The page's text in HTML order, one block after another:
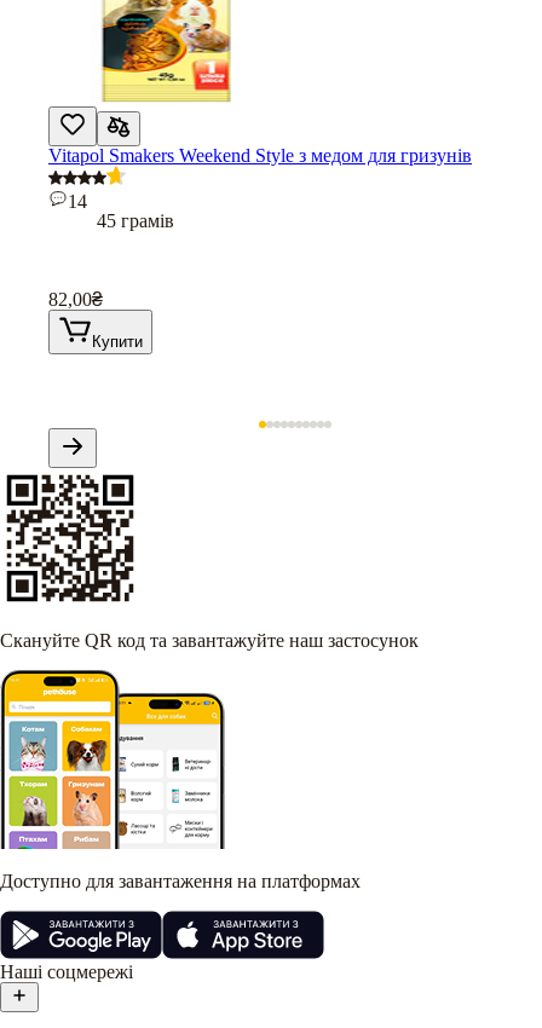
Vitapol Smakers Weekend Style з медом для гризунів
14
45 грамів
82,00₴
Купити
Скануйте QR код та завантажуйте наш застосунок
Доступно для завантаження на платформах
Наші соцмережі